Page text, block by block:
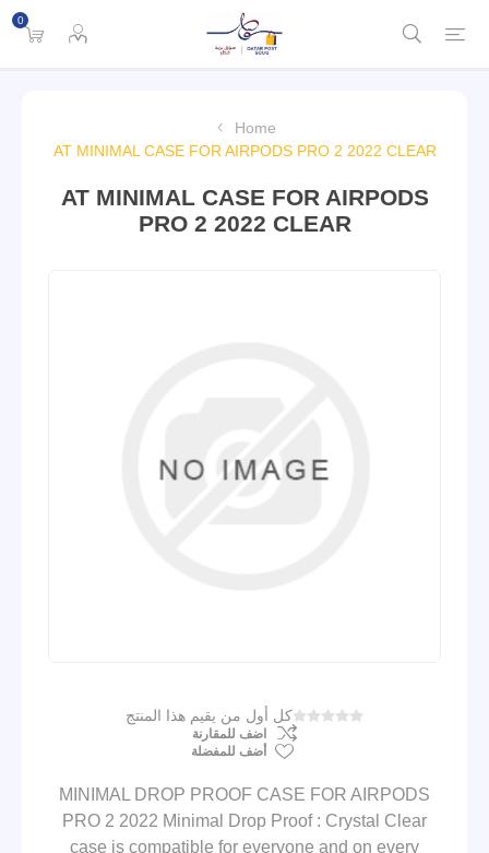
0
Home
AT MINIMAL CASE FOR AIRPODS PRO 2 2022 CLEAR
AT MINIMAL CASE FOR AIRPODS
PRO 2 2022 CLEAR
كل أول من يقيم هذا المنتج
اضف للمقارنة
أضف للمفضلة
MINIMAL DROP PROOF CASE FOR AIRPODS
PRO 2 2022 Minimal Drop Proof : Crystal Clear
case is compatible for everyone and on every